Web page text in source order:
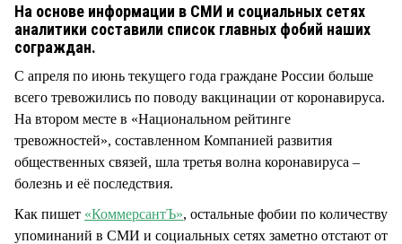
На основе информации в СМИ и социальных сетях
аналитики составили список главных фобий наших
сограждан.
С апреля по июнь текущего года граждане России больше
всего тревожились по поводу вакцинации от коронавируса.
На втором месте в «Национальном рейтинге
тревожностей», составленном Компанией развития
общественных связей, шла третья волна коронавируса –
болезнь и её последствия.
Как пишет «КоммерсантЪ», остальные фобии по количеству
упоминаний в СМИ и социальных сетях заметно отстают от